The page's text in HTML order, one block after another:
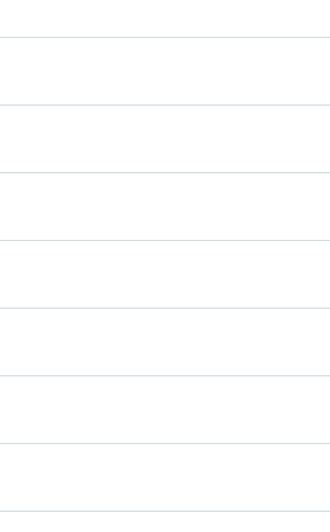
das Recruiting für verschiedene
für Studierende und Absolvent:innen.
hochlädst bzw. dein
Bist du bereits zu einem
Profilallgemeine Informationen
senden wir dir E-Mails zu den